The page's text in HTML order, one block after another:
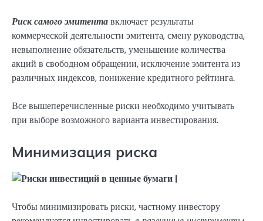
Риск самого эмитентавключает результаты
коммерческой деятельности эмитента, смену руководства,
невыполнение обязательств, уменьшение количества
акций в свободном обращении, исключение эмитента из
различных индексов, понижение кредитного рейтинга.
Все вышеперечисленные риски необходимо учитывать
при выборе возможного варианта инвестирования.
Минимизация риска
Чтобы минимизировать риски, частному инвестору